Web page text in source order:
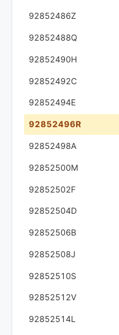
92852486Z
92852488Q
92852490H
92852492C
92852494E
92852496R
92852498A
92852500M
92852502F
92852504D
92852506B
92852508J
92852510S
92852512V
92852514L